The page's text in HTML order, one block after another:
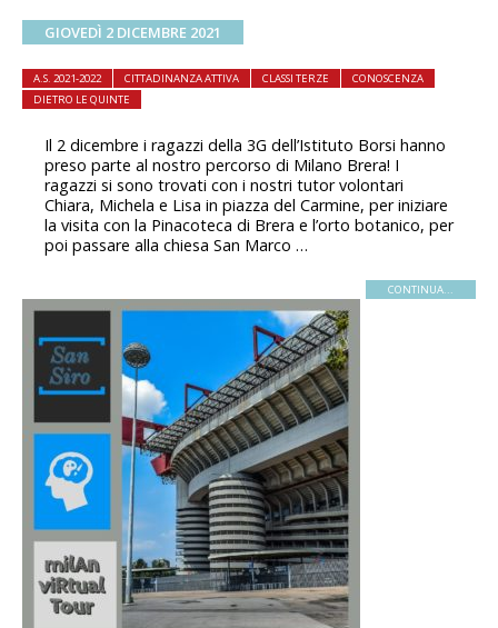
GIOVEDÌ 2 DICEMBRE 2021
A.S. 2021-2022 CITTADINANZA ATTIVA CLASSI TERZE
CONOSCENZA
DIETRO LE QUINTE
Il 2 dicembre i ragazzi della 3G dell’Istituto Borsi hanno
preso parte al nostro percorso di Milano Brera! I
ragazzi si sono trovati con i nostri tutor volontari
Chiara, Michela e Lisa in piazza del Carmine, per iniziare
la visita con la Pinacoteca di Brera e l’orto botanico, per
poi passare alla chiesa San Marco …
CONTINUA...